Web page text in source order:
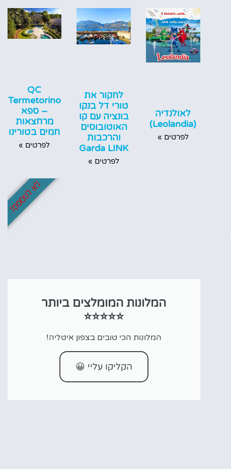
לאולנדיה
(Leolandia)
לפרטים »
לחקור את
טורי דל בנקו
בונציה עם קו
האוטובוסים
והרכבות
Garda LINK
לפרטים »
QC
Termetorino
– ספא
מרחצאות
חמים בטורינו
לפרטים »
המלונות המומלצים ביותר
⭐⭐⭐⭐⭐
המלונות הכי טובים בצפון איטליה!
הקליקו עליי 😀
לא לפספס!